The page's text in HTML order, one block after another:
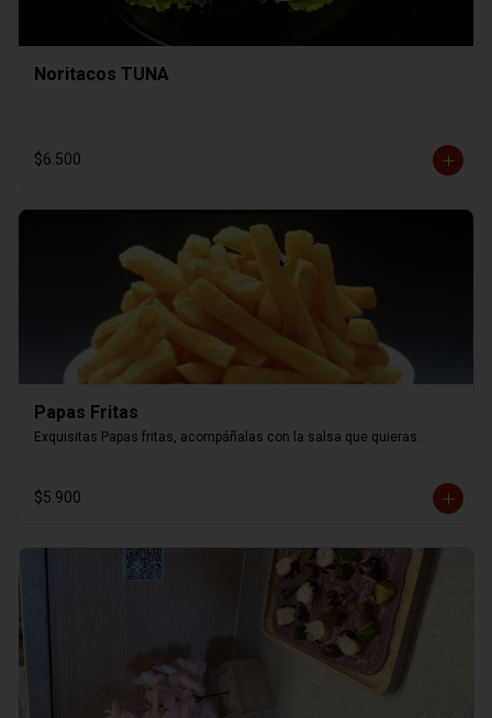
Noritacos TUNA
$6.500
Papas Fritas
Exquisitas Papas fritas, acompáñalas con la salsa que quieras.
$5.900